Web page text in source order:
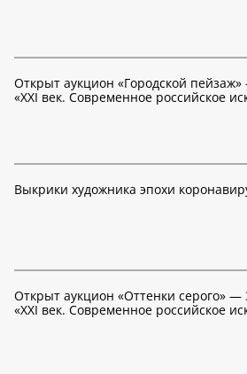
Открыт аукцион «Городской
«XXI век. Современное российское
Выкрики художника эпохи
Открыт аукцион «Оттенки серого» —
«XXI век. Современное российское